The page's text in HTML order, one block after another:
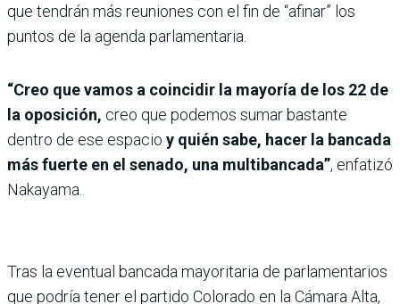
que tendrán más reuniones con el fin de “afinar” los
puntos de la agenda parlamentaria.
“Creo que vamos a coincidir la mayoría de los 22 de
la oposición, creo que podemos sumar bastante
dentro de ese espacio y quién sabe, hacer la bancada
más fuerte en el senado, una multibancada”, enfatizó
Nakayama.
Tras la eventual bancada mayoritaria de parlamentarios
que podría tener el partido Colorado en la Cámara Alta,